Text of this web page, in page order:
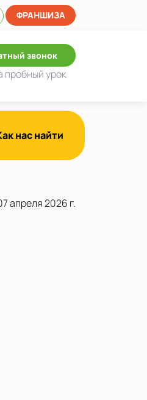
ФРАНШИЗА
звонок
пробный урок
нас найти
апреля 2026 г.